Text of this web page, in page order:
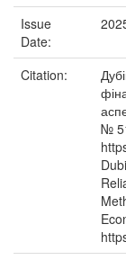
Issue
Date:
Citation:
№